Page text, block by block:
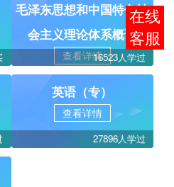
毛泽东思想和中国特色社
会主义理论体系概论
查看详情16523人学过
英语（专）
查看详情
27896人学过
在线
客服